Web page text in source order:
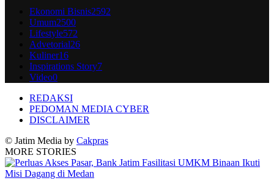
Ekonomi Bisnis2592
Umum2500
Lifestyle572
Advetorial26
Kuliner16
Inspirations Story7
Video0
REDAKSI
PEDOMAN MEDIA CYBER
DISCLAIMER
© Jatim Media by Cakpras
MORE STORIES